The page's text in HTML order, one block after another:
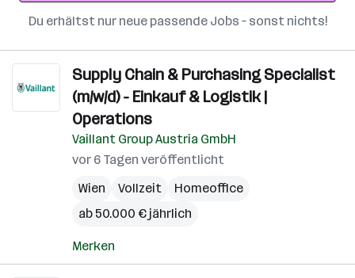
Du erhältst nur neue passende Jobs – sonst nichts!
Supply Chain & Purchasing Specialist
(m/w/d) - Einkauf & Logistik |
Operations
Vaillant Group Austria GmbH
vor 6 Tagen veröffentlicht
Wien
Vollzeit
Homeoffice
ab 50.000 € jährlich
Merken